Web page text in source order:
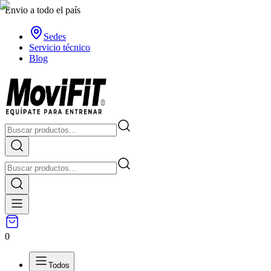
Envio a todo el país
Sedes
Servicio técnico
Blog
0
Todos